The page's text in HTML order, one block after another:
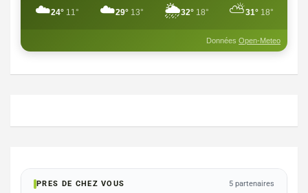
☁️24° 11° ☁️29° 13° 🌦️32° 18° ⛅31° 18°
Données Open-Meteo
PRES DE CHEZ VOUS 5 partenaires